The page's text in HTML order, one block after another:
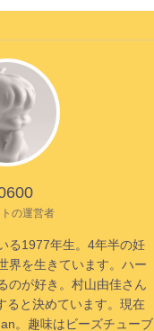
の運営者
る1977年生。4年半の妊
界を生きています。ハー
のが好き。村山由佳さん
ると決めています。現在
。趣味はビーズチューブ